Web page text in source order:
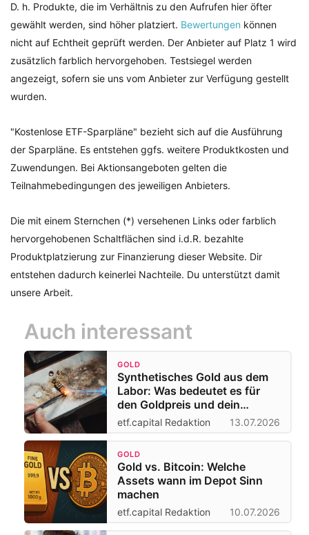
D. h. Produkte, die im Verhältnis zu den Aufrufen hier öfter
gewählt werden, sind höher platziert. Bewertungen können
nicht auf Echtheit geprüft werden. Der Anbieter auf Platz 1 wird
zusätzlich farblich hervorgehoben. Testsiegel werden
angezeigt, sofern sie uns vom Anbieter zur Verfügung gestellt
wurden.
"Kostenlose ETF-Sparpläne" bezieht sich auf die Ausführung
der Sparpläne. Es entstehen ggfs. weitere Produktkosten und
Zuwendungen. Bei Aktionsangeboten gelten die
Teilnahmebedingungen des jeweiligen Anbieters.
Die mit einem Sternchen (*) versehenen Links oder farblich
hervorgehobenen Schaltflächen sind i.d.R. bezahlte
Produktplatzierung zur Finanzierung dieser Website. Dir
entstehen dadurch keinerlei Nachteile. Du unterstützt damit
unsere Arbeit.
Auch interessant
GOLD
Synthetisches Gold aus dem
Labor: Was bedeutet es für
den Goldpreis und dein
Depot?
etf.capital Redaktion 13.07.2026
GOLD
Gold vs. Bitcoin: Welche
Assets wann im Depot Sinn
machen
etf.capital Redaktion 10.07.2026